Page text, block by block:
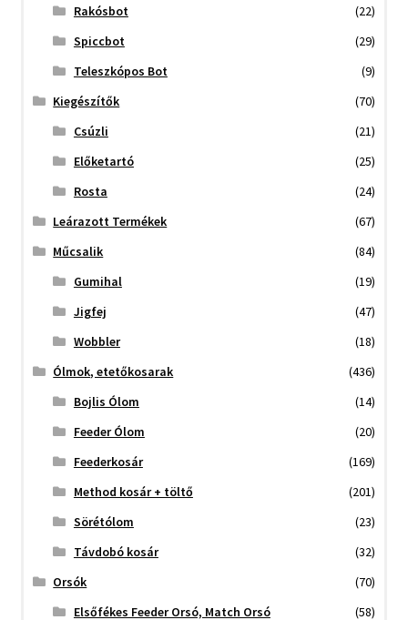
Rakósbot
(22)
Spiccbot
(29)
Teleszkópos Bot
(9)
Kiegészítők
(70)
Csúzli
(21)
Előketartó
(25)
Rosta
(24)
Leárazott Termékek
(67)
Műcsalik
(84)
Gumihal
(19)
Jigfej
(47)
Wobbler
(18)
Ólmok, etetőkosarak
(436)
Bojlis Ólom
(14)
Feeder Ólom
(20)
Feederkosár
(169)
Method kosár + töltő
(201)
Sörétólom
(23)
Távdobó kosár
(32)
Orsók
(70)
Elsőfékes Feeder Orsó, Match Orsó
(58)